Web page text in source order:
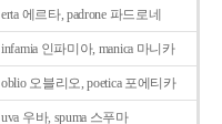
erta 에르타, padrone 파드로네
infamia 인파미아, manica 마니카
oblio 오블리오, poetica 포에티카
uva 우바, spuma 스푸마